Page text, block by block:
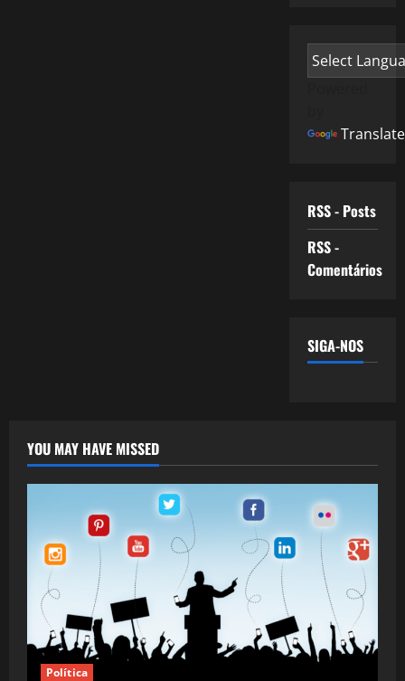
Translate
RSS - Posts
RSS -
Comentários
SIGA-NOS
YOU MAY HAVE MISSED
Política